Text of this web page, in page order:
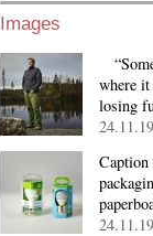
Images
where
losing
Caption